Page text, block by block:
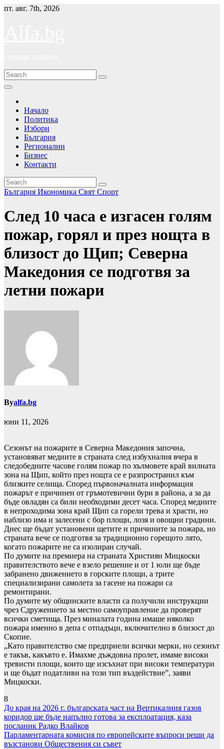
Skip
пт. авг. 7th, 2026
Начало
Политика
Избори
България
Регионални
Бизнес
Контакти
България Икономика Свят Спорт
След 10 часа е изгасен голям
пожар, горял и през нощта в
близост до Щип; Северна
Македония се подготвя за
летни пожари
Byalfa.bg
юни 11, 2026
Сезонът на пожарите в Северна Македония започна,
установяват медиите в страната след избухналия вчера в
следобедните часове голям пожар по хълмовете край вилната
зона на Щип, който през нощта се е разпространил към
близките селища. Според първоначалната информация
пожарът е причинен от гръмотевични бури в района, а за да
бъде овладян са били необходими десет часа. Според медиите
в непроходима зона край Щип са горели трева и храсти, но
наблизо има и залесени с бор площи, лозя и овощни градини.
Днес ще бъдат установени щетите и причините за пожара, но
страната вече се подготвя за традиционно горещото лято,
когато пожарите не са изолиран случай.
По думите на премиера на страната Християн Мицкоски
правителството вече е взело решение и от 1 юли ще бъде
забранено движението в горските площи, а трите
специализирани самолета за гасене на пожари са
ремонтирани.
По думите му общинските власти са получили инструкции
чрез Сдружението за местно самоуправление да проверят
всички сметища. През миналата година имаше няколко
пожара именно в депа с отпадъци, включително в близост до
Скопие.
„Като правителство сме предприели всички мерки, но сезонът
е такъв, какъвто е. Имахме дъждовна пролет, имаме високи
тревисти площи, които ще изсъхнат при високи температури
и ще бъдат податливи на този тип въздействие”, заяви
Мицкоски.
8
Навигация
До края на 2026 г. българската част на Вертикалния газов
коридор ще бъде напълно готова за експлоатация, каза
посланик Радко Влайков
Парламентарната комисия по европейските въпроси реши да
възстанови Обществения си съвет